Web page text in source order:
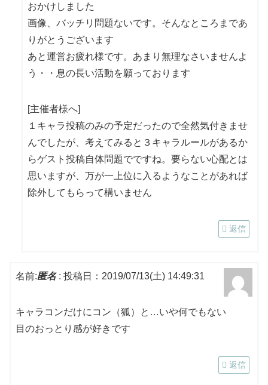
おかけしました
画像、バッチリ問題ないです。そんなところまであ
りがとうございます
あと運営お疲れ様です。あまり無理なさいませんよ
う・・息の長い活動を願っております
[主催者様へ]
１キャラ投稿のみの予定だったので全然気付きませ
んでしたが、考えてみると３キャラルールがあるか
らゲスト投稿自体問題でですね。要らない心配とは
思いますが、万が一上位に入るようなことがあれば
除外してもらって構いません
返信
名前:匿名: 投稿日：2019/07/13(土) 14:49:31
キャラコンだけにコン（狐）と…いや何でもない
目のおっとり感が好きです
返信